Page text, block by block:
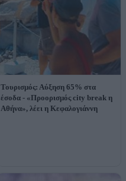
Τουρισμός: Αύξηση 65% στα
έσοδα - «Προορισμός city break η
Αθήνα», λέει η Κεφαλογιάννη